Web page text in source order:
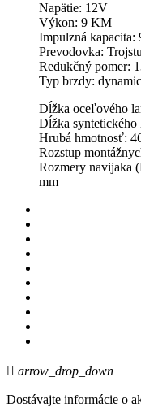
Napätie: 12V
Výkon: 9 KM
Impulzná kapacita:
Prevodovka:
Redukčný pomer:
Typ brzdy:
Dĺžka oceľového
Dĺžka syntetického
Hrubá hmotnosť:
Rozstup
Rozmery navijaka
mm
 arrow_drop_down
Dostávajte informácie o